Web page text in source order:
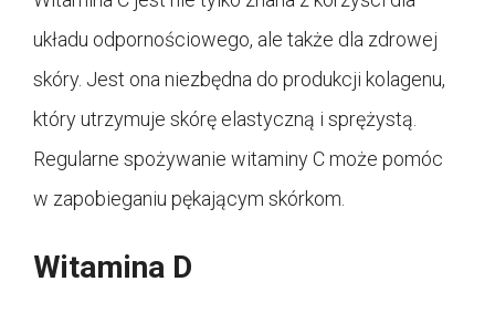
układu odpornościowego, ale także dla zdrowej
skóry. Jest ona niezbędna do produkcji kolagenu,
który utrzymuje skórę elastyczną i sprężystą.
Regularne spożywanie witaminy C może pomóc
w zapobieganiu pękającym skórkom.
Witamina D